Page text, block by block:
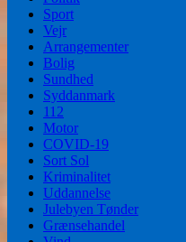
Sport
Vejr
Arrangementer
Bolig
Sundhed
Syddanmark
112
Motor
COVID-19
Sort Sol
Kriminalitet
Uddannelse
Julebyen Tønder
Grænsehandel